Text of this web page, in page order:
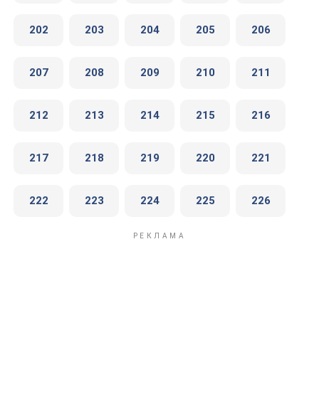
202 203 204 205 206
207 208 209 210 211
212 213 214 215 216
217 218 219 220 221
222 223 224 225 226